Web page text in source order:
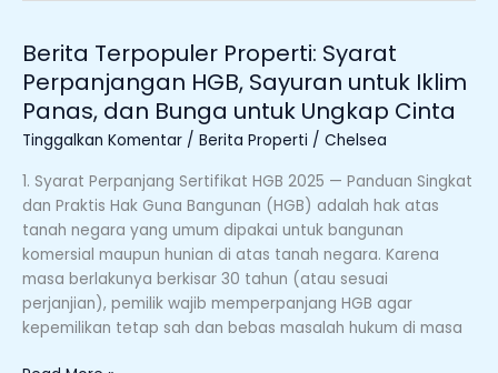
Berita Terpopuler Properti: Syarat
Perpanjangan HGB, Sayuran untuk Iklim
Panas, dan Bunga untuk Ungkap Cinta
Tinggalkan Komentar / Berita Properti / Chelsea
1. Syarat Perpanjang Sertifikat HGB 2025 — Panduan Singkat
dan Praktis Hak Guna Bangunan (HGB) adalah hak atas
tanah negara yang umum dipakai untuk bangunan
komersial maupun hunian di atas tanah negara. Karena
masa berlakunya berkisar 30 tahun (atau sesuai
perjanjian), pemilik wajib memperpanjang HGB agar
kepemilikan tetap sah dan bebas masalah hukum di masa
Berita
Terpopuler
Properti:
Syarat
Perpanjangan
HGB,
Sayuran
untuk
Iklim
Panas,
dan
Bunga
untuk
Ungkap